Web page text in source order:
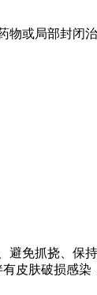
或局部封闭
避免抓挠、保
皮肤破损感